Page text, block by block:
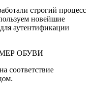
строгий процесс
новейшие
аутентификации
ОБУВИ
соответствие